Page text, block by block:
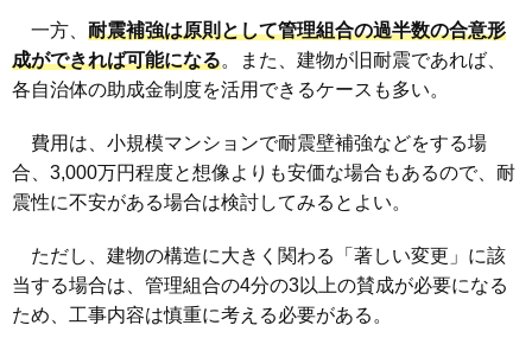
⼀方、 耐震補強は原則として管理組合の過半数の合意形
成ができれば可能になる。また、建物が旧耐震であれば、
各自治体の助成金制度を活用できるケースも多い。
費用は、小規模マンションで耐震壁補強などをする場
合、3,000万円程度と想像よりも安価な場合もあるので、耐
震性に不安がある場合は検討してみるとよい。
ただし、建物の構造に大きく関わる「著しい変更」に該
当する場合は、管理組合の4分の3以上の賛成が必要になる
ため、工事内容は慎重に考える必要がある。